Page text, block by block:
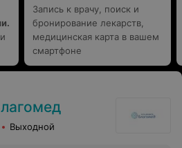
Запись к врачу, поиск и
бронирование лекарств,
медицинская карта в вашем
смартфоне
Выходной